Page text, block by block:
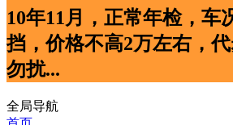
10年11月，正常年检，车
挡，价格不高2万左右，
勿扰...
全局导航